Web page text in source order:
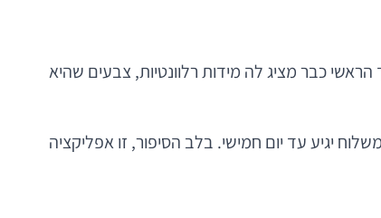
כבר מציג לה מידות רלוונטיות, צבעים שהיא
יגיע עד יום חמישי. בלב הסיפור, זו אפליקציה